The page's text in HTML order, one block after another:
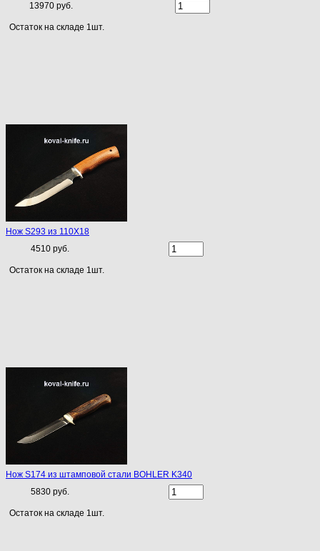
13970 руб.
Остаток на складе 1шт.
Нож S293 из 110Х18
4510 руб.
Остаток на складе 1шт.
Нож S174 из штамповой стали BOHLER K340
5830 руб.
Остаток на складе 1шт.